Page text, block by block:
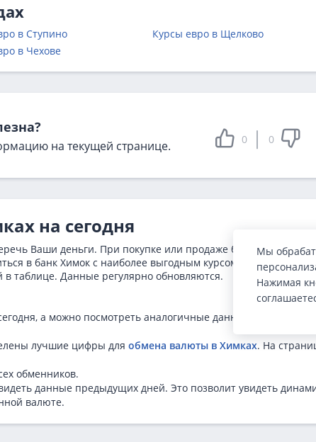
в Ступино
в Чехове
Курсы евро в Щелково
на текущей странице. 0 0
на сегодня
Ваши деньги. При покупке или продаже большой
в банк Химок с наиболее выгодным курсом евро. Как
таблице. Данные регулярно обновляются.
а можно посмотреть аналогичные данные в других
лучшие цифры для обмена валюты в Химках. На
обменников.
данные предыдущих дней. Это позволит увидеть
валюте.
Мы
Нажимая